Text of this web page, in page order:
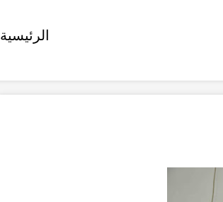
الرئيسية